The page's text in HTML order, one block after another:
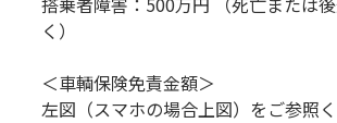
く）
＜車輌保険免責金額＞
左図（スマホの場合上図）をご参照